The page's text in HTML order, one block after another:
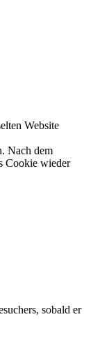
Website
Nach dem
Cookie wieder
sobald er